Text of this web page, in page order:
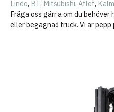
Linde, BT, Mitsubishi,Atlet,
Fråga oss gärna om du
eller begagnad truck. Vi är